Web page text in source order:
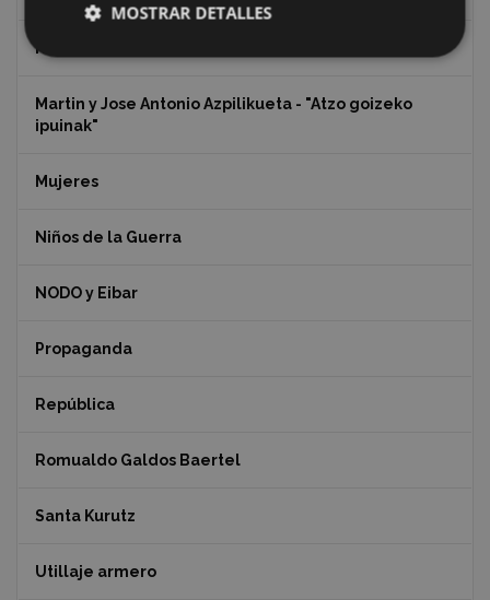
Koko Dantzak
Martin y Jose Antonio Azpilikueta - "Atzo goizeko
ipuinak"
Mujeres
Niños de la Guerra
NODO y Eibar
Propaganda
República
Romualdo Galdos Baertel
Santa Kurutz
Utillaje armero
MOSTRAR DETALLES